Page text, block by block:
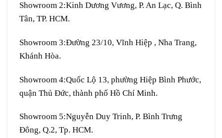
Showroom 2:Kinh Dương Vương, P. An Lạc, Q. Bình
Tân, TP. HCM.
Showroom 3:Đường 23/10, Vĩnh Hiệp , Nha Trang,
Khánh Hòa.
Showroom 4:Quốc Lộ 13, phường Hiệp Bình Phước,
quận Thủ Đức, thành phố Hồ Chí Minh.
Showroom 5:Nguyễn Duy Trinh, P. Bình Trưng
Đông, Q.2, Tp. HCM.